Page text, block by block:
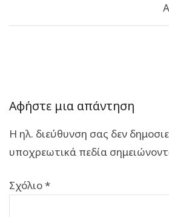
Αφήστε μια απάντηση
Η ηλ. διεύθυνση σας δεν
υποχρεωτικά πεδία
Σχόλιο*